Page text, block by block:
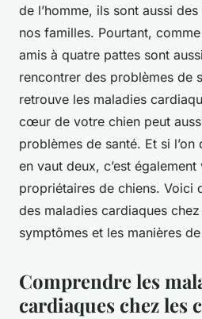
de l’homme, ils sont aussi
nos familles. Pourtant,
amis à quatre pattes sont
rencontrer des problèmes de
retrouve les maladies
cœur de votre chien peut
problèmes de santé. Et si l’on
en vaut deux, c’est
propriétaires de chiens. Voici
des maladies cardiaques
symptômes et les manières
Comprendre les
cardiaques chez les